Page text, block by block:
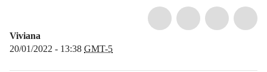
Viviana
20/01/2022 - 13:38 GMT-5